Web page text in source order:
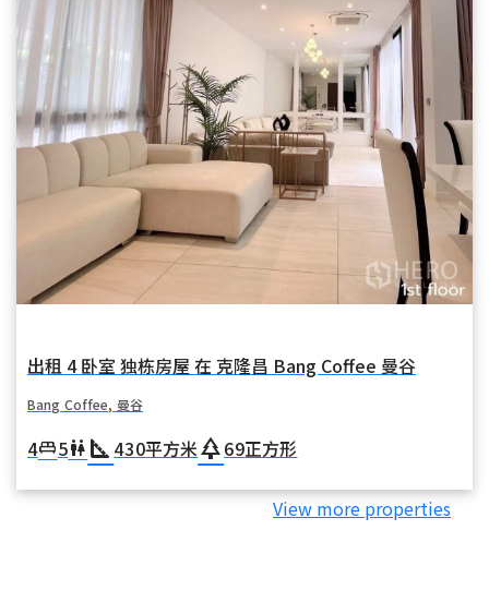
出租 4 卧室 独栋房屋 在 克隆昌 Bang Coffee 曼谷
Bang Coffee, 曼谷
4king_bed5wc square_foot 430平方米park69正方形
View more properties